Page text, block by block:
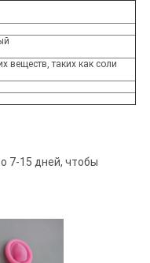
веществ, таких как соли
7-15 дней, чтобы